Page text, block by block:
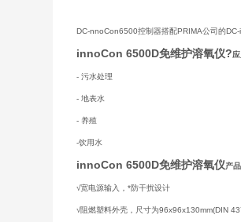
DC-nnoCon6500控制器搭配PRIMA公司的
innoCon 6500D免维护溶氧仪?
- 污水处理
- 地表水
- 养殖
-饮用水
innoCon 6500D免维护溶氧仪产
√宽电源输入，*防干扰设计
√阻燃塑料外壳，尺寸为96x96x130mm(DIN